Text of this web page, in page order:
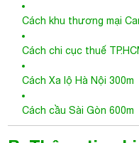
Cách khu thương mại
Cách chi cục thuế
Cách Xa lộ Hà Nội 300m
Cách cầu Sài Gòn 600m